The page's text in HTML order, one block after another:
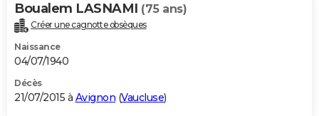
Boualem LASNAMI (75 ans)
Créer une cagnotte obsèques
Naissance
04/07/1940
Décès
21/07/2015 à Avignon (Vaucluse)